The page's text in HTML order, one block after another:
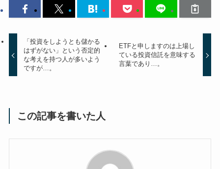
「投資をしようとも儲かる
はずがない」という否定的
な考えを持つ人が多いよう
ですが…。
ETFと申しますのは上場し
ている投資信託を意味する
言葉であり…。
この記事を書いた人